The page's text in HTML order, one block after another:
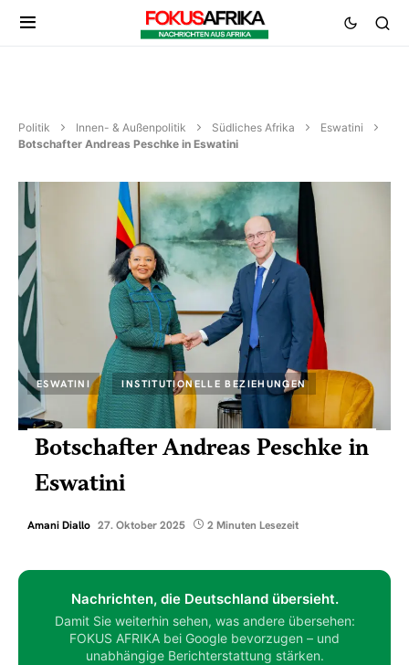
Politik Innen- & Außenpolitik Südliches Afrika
Eswatini
Botschafter Andreas Peschke in Eswatini
ESWATINI INSTITUTIONELLE BEZIEHUNGEN
Botschafter Andreas Peschke in
Eswatini
Amani Diallo 27. Oktober 2025 2 Minuten Lesezeit
Nachrichten, die Deutschland übersieht.
Damit Sie weiterhin sehen, was andere übersehen:
FOKUS AFRIKA bei Google bevorzugen – und
unabhängige Berichterstattung stärken.